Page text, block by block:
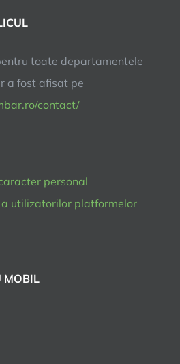
toate departamentele
a fost afisat pe
contact/
personal
utilizatorilor platformelor
MOBIL